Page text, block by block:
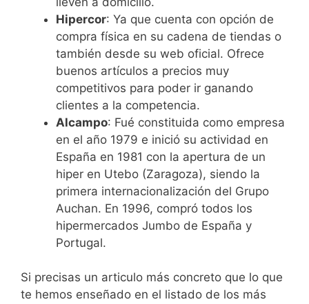
Hipercor: Ya que cuenta con opción de
compra física en su cadena de tiendas o
también desde su web oficial. Ofrece
buenos artículos a precios muy
competitivos para poder ir ganando
clientes a la competencia.
Alcampo: Fué constituida como empresa
en el año 1979 e inició su actividad en
España en 1981 con la apertura de un
hiper en Utebo (Zaragoza), siendo la
primera internacionalización del Grupo
Auchan. En 1996, compró todos los
hipermercados Jumbo de España y
Portugal.
Si precisas un articulo más concreto que lo que
te hemos enseñado en el listado de los más